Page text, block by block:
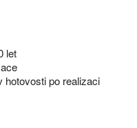
let
hotovosti po realizaci